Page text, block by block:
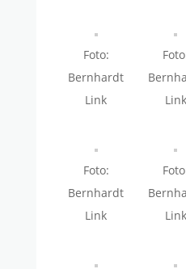
Foto:
Bernhardt
Link
Link
Foto:
Bernhardt
Link
Link